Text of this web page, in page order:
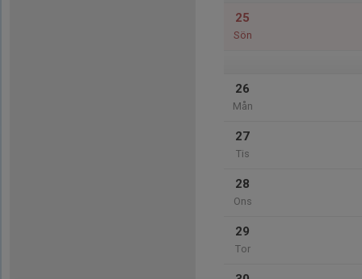
25
Sön
26
Mån
27
Tis
28
Ons
29
Tor